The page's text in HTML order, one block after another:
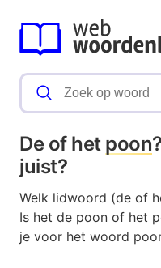
De of het poon
juist?
Welk lidwoord (de of
Is het de poon of het
je voor het woord